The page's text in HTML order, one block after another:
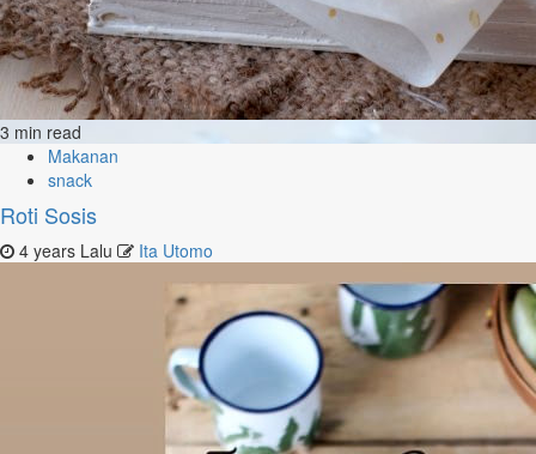
3 min read
Makanan
snack
Roti Sosis
4 years Lalu Ita Utomo